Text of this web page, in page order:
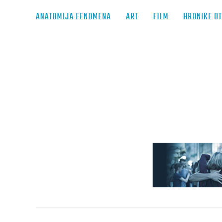
ANATOMIJA FENOMENA ART FILM HRONIKE